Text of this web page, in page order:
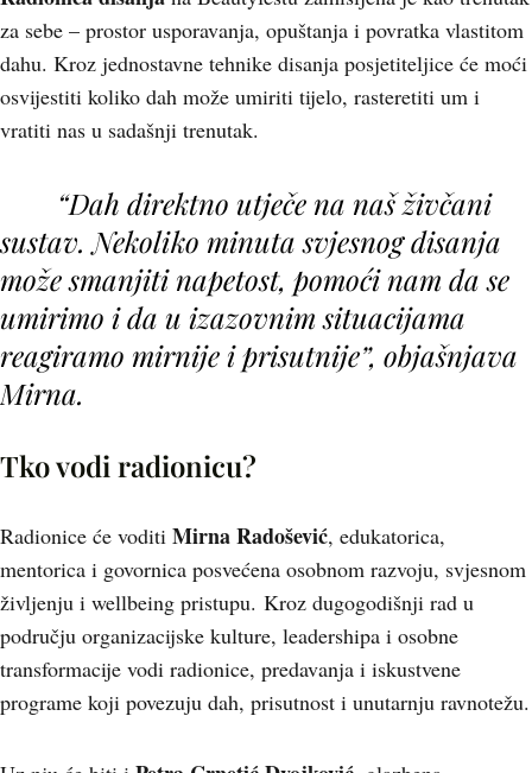
za sebe – prostor usporavanja, opuštanja i povratka vlastitom
dahu. Kroz jednostavne tehnike disanja posjetiteljice će moći
osvijestiti koliko dah može umiriti tijelo, rasteretiti um i
vratiti nas u sadašnji trenutak.
“Dah direktno utječe na naš živčani
sustav. Nekoliko minuta svjesnog disanja
može smanjiti napetost, pomoći nam da se
umirimo i da u izazovnim situacijama
reagiramo mirnije i prisutnije”, objašnjava
Mirna.
Tko vodi radionicu?
Radionice će voditi Mirna Radošević, edukatorica,
mentorica i govornica posvećena osobnom razvoju, svjesnom
življenju i wellbeing pristupu. Kroz dugogodišnji rad u
području organizacijske kulture, leadershipa i osobne
transformacije vodi radionice, predavanja i iskustvene
programe koji povezuju dah, prisutnost i unutarnju ravnotežu.